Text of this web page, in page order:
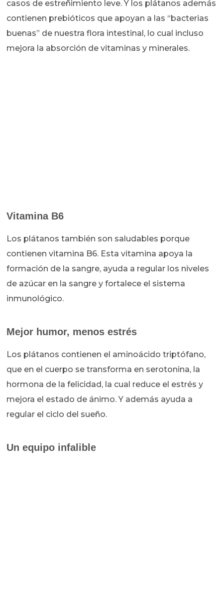
casos de estreñimiento leve. Y los plátanos además
contienen prebióticos que apoyan a las “bacterias
buenas” de nuestra flora intestinal, lo cual incluso
mejora la absorción de vitaminas y minerales.
Vitamina B6
Los plátanos también son saludables porque
contienen vitamina B6. Esta vitamina apoya la
formación de la sangre, ayuda a regular los niveles
de azúcar en la sangre y fortalece el sistema
inmunológico.
Mejor humor, menos estrés
Los plátanos contienen el aminoácido triptófano,
que en el cuerpo se transforma en serotonina, la
hormona de la felicidad, la cual reduce el estrés y
mejora el estado de ánimo. Y además ayuda a
regular el ciclo del sueño.
Un equipo infalible